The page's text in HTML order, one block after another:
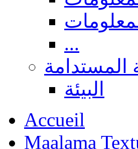
...
المستدامة
البيئة
Accueil
Maalama